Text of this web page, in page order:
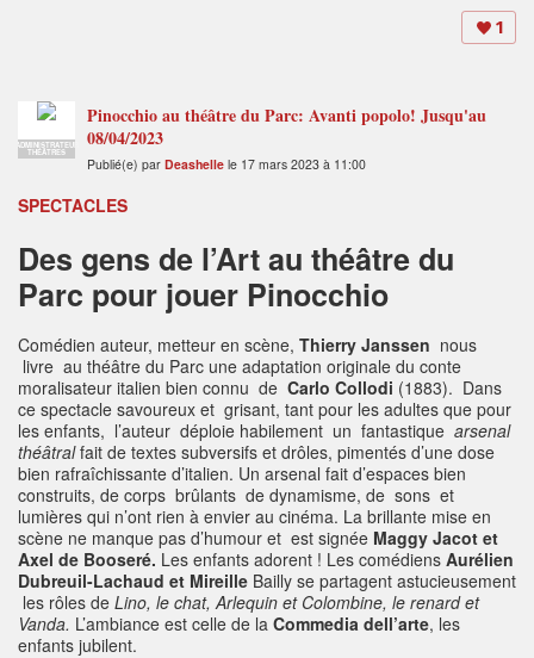
1
ADMINISTRATEUR
THÉÂTRES
Pinocchio au théâtre du Parc: Avanti popolo! Jusqu'au
08/04/2023
Publié(e) par Deashelle le 17 mars 2023 à 11:00
SPECTACLES
Des gens de l’Art au théâtre du
Parc pour jouer Pinocchio
Comédien auteur, metteur en scène, Thierry Janssen nous
livre au théâtre du Parc une adaptation originale du conte
moralisateur italien bien connu de Carlo Collodi (1883). Dans
ce spectacle savoureux et grisant, tant pour les adultes que pour
les enfants, l’auteur déploie habilement un fantastique arsenal
théâtral fait de textes subversifs et drôles, pimentés d’une dose
bien rafraîchissante d’italien. Un arsenal fait d’espaces bien
construits, de corps brûlants de dynamisme, de sons et
lumières qui n’ont rien à envier au cinéma. La brillante mise en
scène ne manque pas d’humour et est signée Maggy Jacot et
Axel de Booseré. Les enfants adorent ! Les comédiens Aurélien
Dubreuil-Lachaud et Mireille Bailly se partagent astucieusement
les rôles de Lino, le chat, Arlequin et Colombine, le renard et
Vanda. L’ambiance est celle de la Commedia dell’arte, les
enfants jubilent.